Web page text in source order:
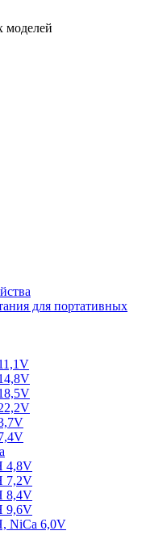
моделей
для портативных
4,8V
7,2V
8,4V
9,6V
NiCa 6,0V